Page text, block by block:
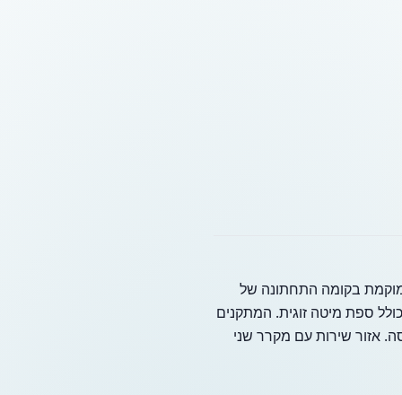
המומלצת על ידי מועצת התיירות של גיברלטר והוצגה בערוץ בריטניה בסאן פרק 4, ממוקמת בקומה התחתונה של
ספת מיטה זוגית. המתקנים
אזור שירות עם מקרר שני